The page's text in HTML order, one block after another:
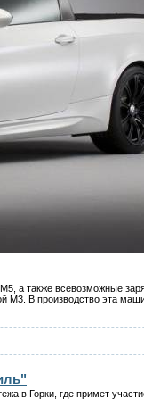
а также всевозможные
В производство эта
в Горки, где примет